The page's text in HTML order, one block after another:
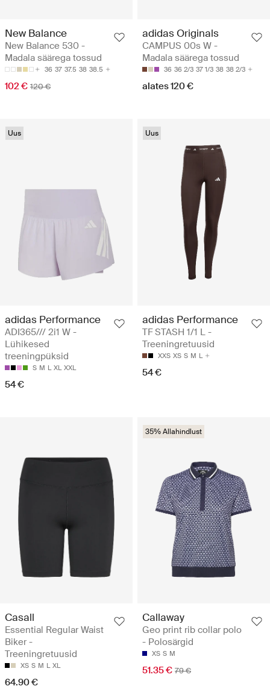
New Balance
New Balance 530 -
Madala säärega tossud
36 37 37.5 38 38.5
102 € 120 €
adidas Originals
CAMPUS 00s W -
Madala säärega tossud
36 36 2/3 37 1/3 38 38 2/3
alates 120 €
Uus
adidas Performance
ADI365/// 2i1 W -
Lühikesed
treeningpüksid
S M L XL XXL
54 €
Uus
adidas Performance
TF STASH 1/1 L -
Treeningretuusid
XXS XS S M L
54 €
Casall
Essential Regular Waist
Biker -
Treeningretuusid
XS S M L XL
64.90 €
35% Allahindlust
Callaway
Geo print rib collar polo
- Polosärgid
XS S M
51.35 € 79 €